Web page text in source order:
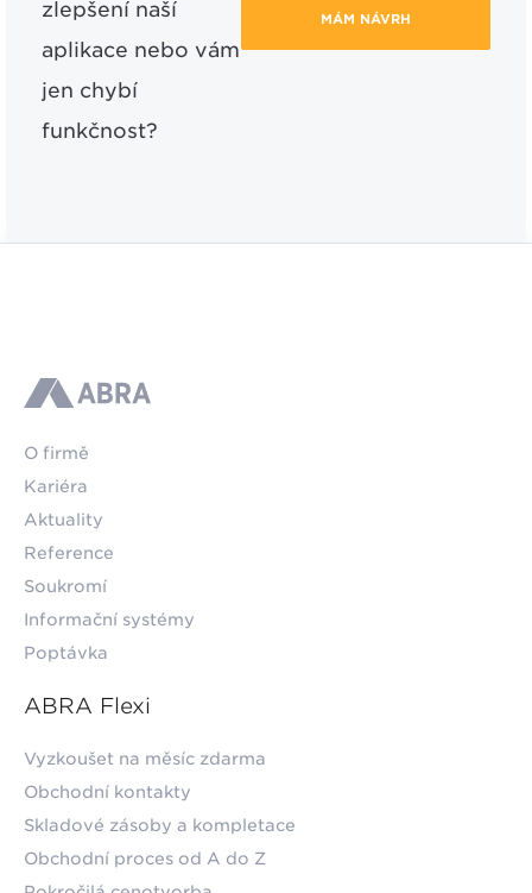
zlepšení naší
aplikace nebo vám
jen chybí
funkčnost?
MÁM NÁVRH
ABRA
O firmě
Kariéra
Aktuality
Reference
Soukromí
Informační systémy
Poptávka
ABRA Flexi
Vyzkoušet na měsíc zdarma
Obchodní kontakty
Skladové zásoby a kompletace
Obchodní proces od A do Z